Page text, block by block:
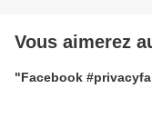
Vous aimerez
"Facebook